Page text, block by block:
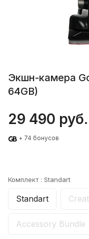
Экшн-камера
64GB)
29 490 руб.
+ 74 бонусов
Комплект : Standart
Standart
Accessory Bundle